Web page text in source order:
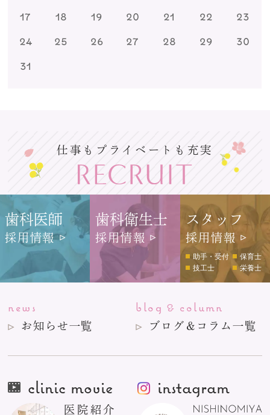
17
18 19 20 21 22
23
24
25 26 27 28 29
30
31
仕事もプライベートも充実
歯科医師
採用情報
歯科衛生士
採用情報
スタッフ
採用情報
助手・受付
保育士
技工士
栄養士
news
お知らせ一覧
blog& column
ブログ＆コラム一覧
clinic movie
医院紹介
instagram